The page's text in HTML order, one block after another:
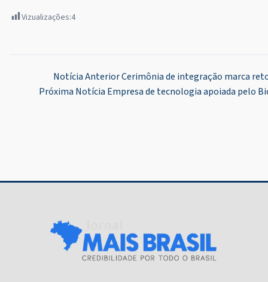
Vizualizações:4
NavegaçãoNotícia AnteriorCerimônia de integração marca
Próxima Notícia Empresa de tecnologia apoiada pelo